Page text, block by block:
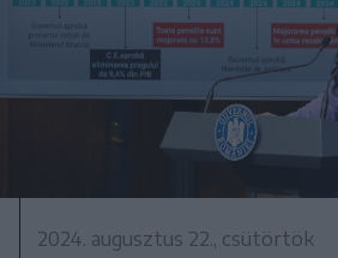
2024. augusztus 22., csütörtök